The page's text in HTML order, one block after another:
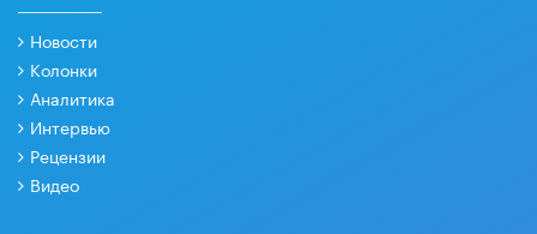
Новости
Колонки
Аналитика
Интервью
Рецензии
Видео